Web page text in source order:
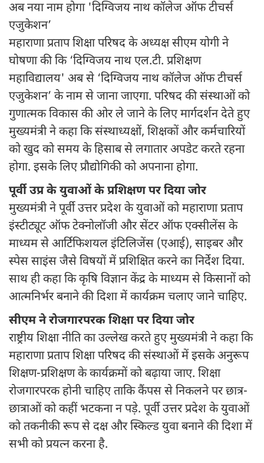
अब नया नाम होगा 'दिग्विजय नाथ कॉलेज ऑफ टीचर्स
एजुकेशन’
महाराणा प्रताप शिक्षा परिषद के अध्यक्ष सीएम योगी ने
घोषणा की कि ‘दिग्विजय नाथ एल.टी. प्रशिक्षण
महाविद्यालय' अब से ‘दिग्विजय नाथ कॉलेज ऑफ टीचर्स
एजुकेशन’ के नाम से जाना जाएगा. परिषद की संस्थाओं को
गुणात्मक विकास की ओर ले जाने के लिए मार्गदर्शन देते हुए
मुख्यमंत्री ने कहा कि संस्थाध्यक्षों, शिक्षकों और कर्मचारियों
को खुद को समय के हिसाब से लगातार अपडेट करते रहना
होगा. इसके लिए प्रौद्योगिकी को अपनाना होगा.
पूर्वी उप्र के युवाओं के प्रशिक्षण पर दिया जोर
मुख्यमंत्री ने पूर्वी उत्तर प्रदेश के युवाओं को महाराणा प्रताप
इंस्टीट्यूट ऑफ टेक्नोलॉजी और सेंटर ऑफ एक्सीलेंस के
माध्यम से आर्टिफिशयल इंटिलिजेंस (एआई), साइबर और
स्पेस साइंस जैसे विषयों में प्रशिक्षित करने का निर्देश दिया.
साथ ही कहा कि कृषि विज्ञान केंद्र के माध्यम से किसानों को
आत्मनिर्भर बनाने की दिशा में कार्यक्रम चलाए जाने चाहिए.
सीएम ने रोजगारपरक शिक्षा पर दिया जोर
राष्ट्रीय शिक्षा नीति का उल्लेख करते हुए मुख्यमंत्री ने कहा कि
महाराणा प्रताप शिक्षा परिषद की संस्थाओं में इसके अनुरूप
शिक्षण-प्रशिक्षण के कार्यक्रमों को बढ़ाया जाए. शिक्षा
रोजगारपरक होनी चाहिए ताकि कैंपस से निकलने पर छात्र-
छात्राओं को कहीं भटकना न पड़े. पूर्वी उत्तर प्रदेश के युवाओं
को तकनीकी रूप से दक्ष और स्किल्ड युवा बनाने की दिशा में
सभी को प्रयत्न करना है.